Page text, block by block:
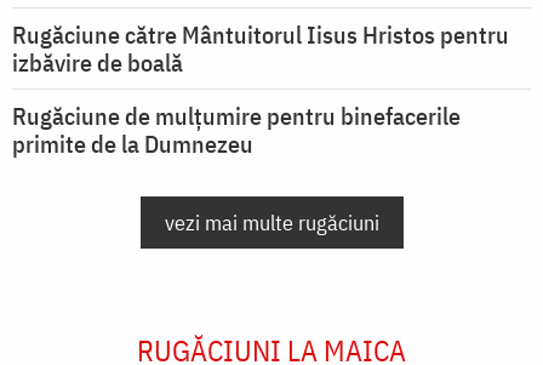
Rugăciune către Mântuitorul Iisus Hristos pentru
izbăvire de boală
Rugăciune de mulțumire pentru binefacerile
primite de la Dumnezeu
vezi mai multe rugăciuni
RUGĂCIUNI LA MAICA